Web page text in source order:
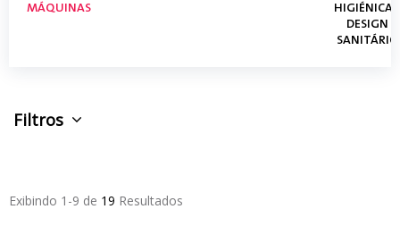
MÁQUINAS
HIGIÉNICA
DESIGN
SANITÁRIO
Filtros
Exibindo 1-9 de 19 Resultados